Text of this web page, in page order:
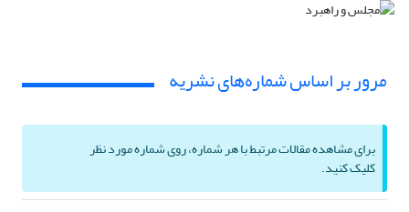
مرور بر اساس شماره‌های نشریه
برای مشاهده مقالات مرتبط با هر شماره، روی شماره مورد نظر
کلیک کنید.